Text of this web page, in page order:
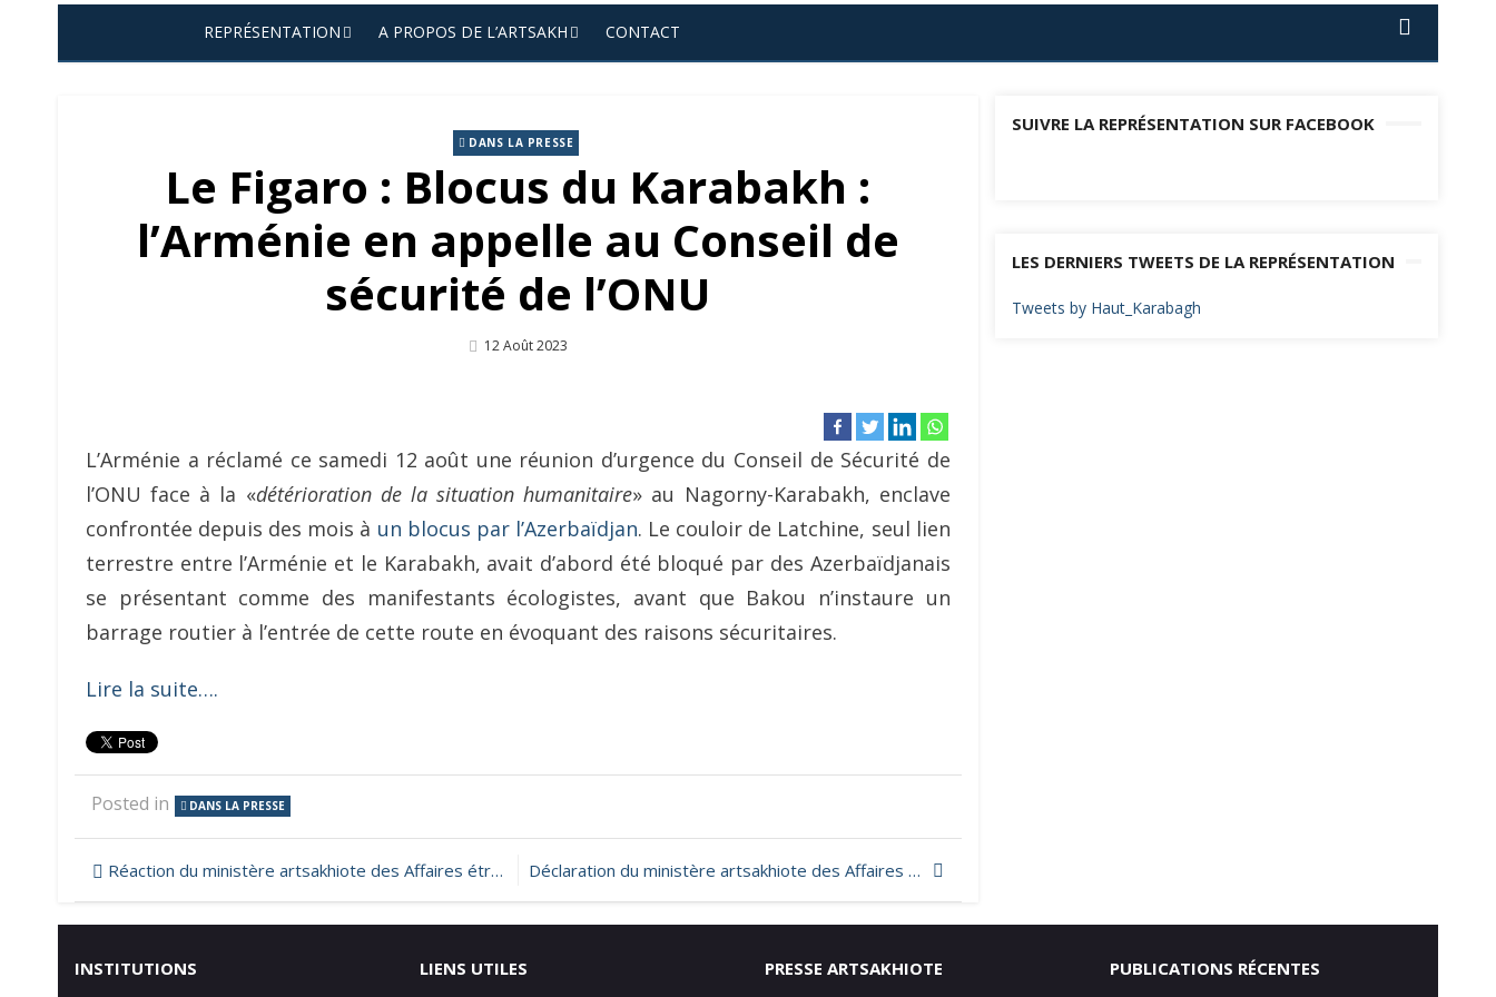
REPRÉSENTATION A PROPOS DE L’ARTSAKH CONTACT
DANS LA PRESSE
Le Figaro : Blocus du Karabakh :
l’Arménie en appelle au Conseil de
sécurité de l’ONU
Posted
12 Août 2023
L’Arménie a réclamé ce samedi 12 août une réunion d’urgence du Conseil de Sécurité de
l’ONU face à la «détérioration de la situation humanitaire» au Nagorny-Karabakh, enclave
confrontée depuis des mois à un blocus par l’Azerbaïdjan. Le couloir de Latchine, seul lien
terrestre entre l’Arménie et le Karabakh, avait d’abord été bloqué par des Azerbaïdjanais
se présentant comme des manifestants écologistes, avant que Bakou n’instaure un
barrage routier à l’entrée de cette route en évoquant des raisons sécuritaires.
Lire la suite….
Posted in DANS LA PRESSE
Navigation
de
l’article
Réaction du ministère artsakhiote des Affaires étrangères à l’éventualité d’approvisionner l’Artsakh depuis l’Azerbaïdjan. Déclaration du ministère artsakhiote des Affaires étrangères relative à la demande du gouvernement arménien faite au Conseil de Sécurité des Nations unies d’organiser une réunion d’urgence face à la détérioration de la situation humanitaire dans la République d’Artsakh
SUIVRE LA REPRÉSENTATION SUR FACEBOOK
LES DERNIERS TWEETS DE LA REPRÉSENTATION
Tweets by Haut_Karabagh
INSTITUTIONS LIENS UTILES PRESSE ARTSAKHIOTE PUBLICATIONS RÉCENTES